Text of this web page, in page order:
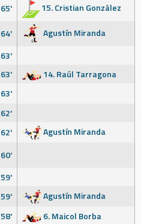
65'
15. Cristian González
64'
Agustín Miranda
63'
63'
14. Raúl Tarragona
63'
62'
62'
Agustín Miranda
60'
59'
59'
Agustín Miranda
58'
6. Maicol Borba